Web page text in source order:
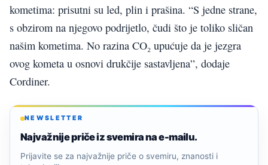
kometima: prisutni su led, plin i prašina. “S jedne strane,
s obzirom na njegovo podrijetlo, čudi što je toliko sličan
našim kometima. No razina CO₂ upućuje da je jezgra
ovog kometa u osnovi drukčije sastavljena”, dodaje
Cordiner.
NEWSLETTER
Najvažnije priče iz svemira na e-mailu.
Prijavite se za najvažnije priče o svemiru, znanosti i